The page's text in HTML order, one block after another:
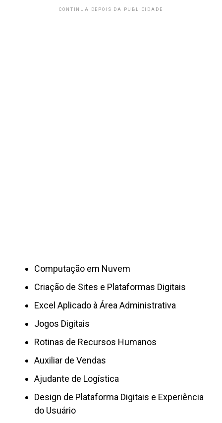
CONTINUA DEPOIS DA PUBLICIDADE
Computação em Nuvem
Criação de Sites e Plataformas Digitais
Excel Aplicado à Área Administrativa
Jogos Digitais
Rotinas de Recursos Humanos
Auxiliar de Vendas
Ajudante de Logística
Design de Plataforma Digitais e Experiência
do Usuário